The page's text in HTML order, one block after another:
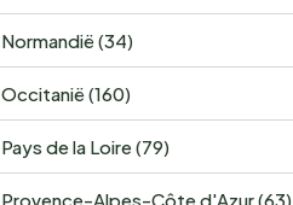
Normandië (34)
Occitanië (160)
Pays de la Loire (79)
Provence-Alpes-Côte d'Azur (63)